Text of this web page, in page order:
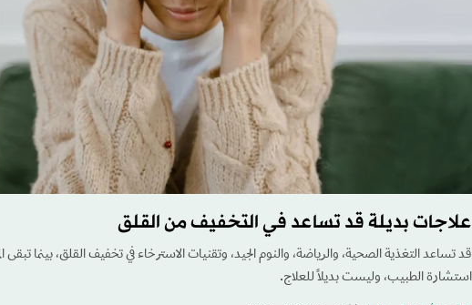
علاجات بديلة قد تساعد في التخفيف من القلق
قد تساعد التغذية الصحية، والرياضة، والنوم الجيد، وتقنيات الاسترخاء في تخفيف القلق، بينما
استشارة الطبيب، وليست بديلاً للعلاج.